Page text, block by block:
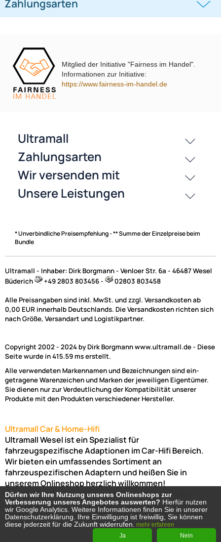
Jetzt auf Rechnung kaufen
passende Produkte
History
Mitglied der Initiative "Fairness im Handel".
Informationen zur Initiative:
https://www.fairness-im-handel.de
* Unverbindliche Preisempfehlung - ** Summe der Einzelpreise beim
Bundle
Ultramall - Inhaber: Dirk Borgmann - Venloer Str. 6a - 46487 Wesel
Büderich
+49 2803 803456 - 02803 803458
Alle Preisangaben sind inkl. MwSt. und zzgl. Versandkosten ab
0,00 EUR innerhalb Deutschlands. Die Versandkosten richten sich
nach Größe, Versandart und Logistikpartner.
Copyright 2002 - 2024 by Dirk Borgmann www.ultramall.de - Diese
Seite wurde in 415.59 ms erstellt.
Alle verwendeten Markennamen und Bezeichnungen sind ein-
getragene Warenzeichen und Marken der jeweiligen Eigentümer.
Sie dienen nur zur Verdeutlichung der Kompatibilität unserer
Produkte mit den Produkten verschiedener Hersteller.
Ultramall Car & Home-Hifi
Ultramall Wesel ist ein Spezialist für
fahrzeugspezifische Adaptionen im Car-Hifi Bereich.
Wir bieten ein umfassendes Sortiment an
fahrzeuspezifischen Adaptern und heißen Sie in
unserem Onlineshop herzlich willkommen!
Venloer Str. 6a46487 WeselNordrhein-Westfalen
Telefon:02803-803456Bürozeiten: Montag-Freitag:
(Abholung nur nach Vereinbarung möglich!)8:00 Uhr -
17:00 Uhr
Dürfen wir Ihre Nutzung unseres Onlineshops zur
Verbesserung unseres Angebotes auswerten? Hierfür nutzen
wir Google Analytics. Weitere Informationen finden Sie in unserer
Datenschutzerklärung. Ihre Einwilligung ist freiwillig, Sie können
diese jederzeit für die Zukunft widerrufen.
mehr erfahren
Nein
Ja
Dürfen wir Ihre Nutzung unseres Onlineshops zur
Verbesserung unseres Angebotes auswerten? Hierfür nutzen
wir Google Analytics. Weitere Informationen finden Sie in unserer
Datenschutzerklärung. Ihre Einwilligung ist freiwillig, Sie können
diese jederzeit für die Zukunft widerrufen.
mehr erfahren
Nein
Ja